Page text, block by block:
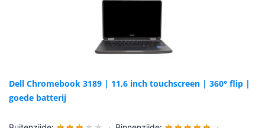
Dell Chromebook 3189 | 11,6 inch touchscreen | 360° flip |
goede batterij